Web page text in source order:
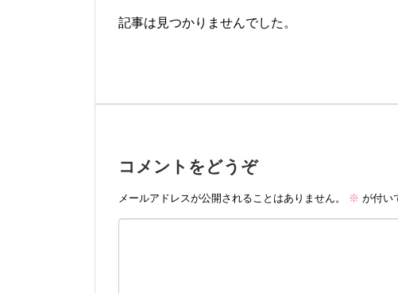
記事は見つかりませんでした。
コメントをどうぞ
メールアドレスが公開されることはありません。 ※ が付い